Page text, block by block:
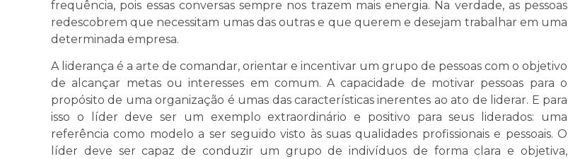
frequência, pois essas conversas sempre nos trazem mais energia. Na verdade, as pessoas
redescobrem que necessitam umas das outras e que querem e desejam trabalhar em uma
determinada empresa.
A liderança é a arte de comandar, orientar e incentivar um grupo de pessoas com o objetivo
de alcançar metas ou interesses em comum. A capacidade de motivar pessoas para o
propósito de uma organização é umas das características inerentes ao ato de liderar. E para
isso o líder deve ser um exemplo extraordinário e positivo para seus liderados: uma
referência como modelo a ser seguido visto às suas qualidades profissionais e pessoais. O
líder deve ser capaz de conduzir um grupo de indivíduos de forma clara e objetiva,